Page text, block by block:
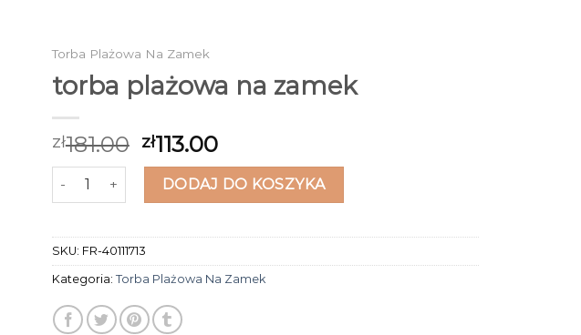
Torba Plażowa Na Zamek
torba plażowa na zamek
zł181.00 zł113.00
ilość torba plażowa na zamekDODAJ DO KOSZYKA
SKU: FR-40111713
Kategoria: Torba Plażowa Na Zamek